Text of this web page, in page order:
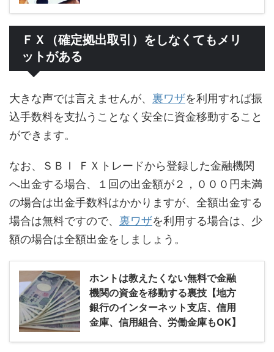
ＦＸ（確定拠出取引）をしなくてもメリ
ットがある
大きな声では言えませんが、 裏ワザを利用すれば振
込手数料を支払うことなく安全に資金移動すること
ができます。
なお、ＳＢＩ ＦＸトレードから登録した金融機関
へ出金する場合、１回の出金額が２，０００円未満
の場合は出金手数料はかかりますが、全額出金する
場合は無料ですので、 裏ワザを利用する場合は、少
額の場合は全額出金をしましょう。
ホントは教えたくない無料で金融
機関の資金を移動する裏技【地方
銀行のインターネット支店、信用
金庫、信用組合、労働金庫もOK】